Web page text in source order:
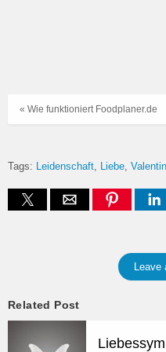
« Wie funktioniert Foodplaner.de
Tags: Leidenschaft Liebe
Related Post